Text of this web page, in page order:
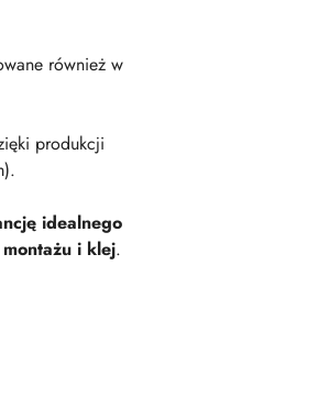
również w
produkcji
idealnego
i klej.